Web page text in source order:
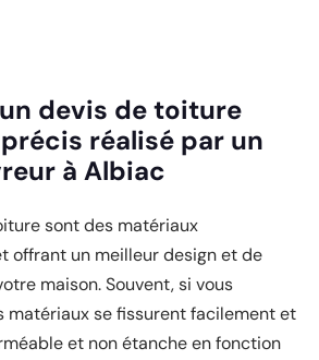
devis de toiture
réalisé par un
à Albiac
sont des matériaux
offrant un meilleur design et de
maison. Souvent, si vous
matériaux se fissurent facilement et
et non étanche en fonction